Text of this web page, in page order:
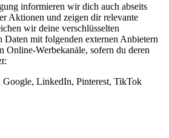
informieren wir dich auch abseits
Aktionen und zeigen dir relevante
wir deine verschlüsselten
Daten mit folgenden externen Anbietern
Online-Werbekanäle, sofern du deren
LinkedIn, Pinterest, TikTok